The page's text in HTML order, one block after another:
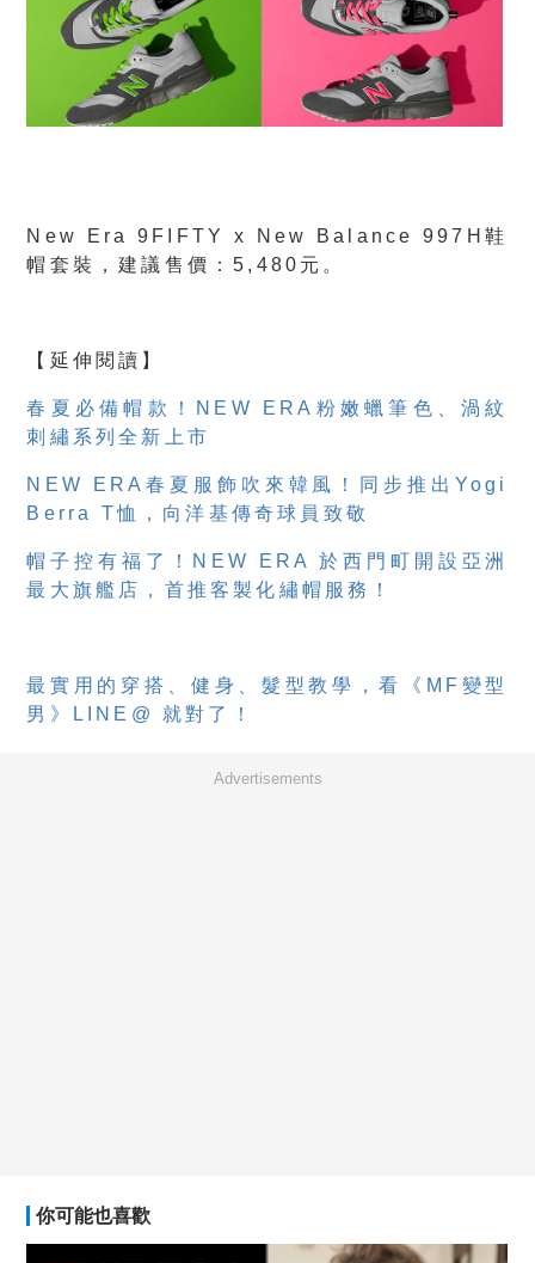
New Era 9FIFTY x New Balance 997H鞋
帽套裝，建議售價：5,480元。
【延伸閱讀】
春夏必備帽款！NEW ERA粉嫩蠟筆色、渦紋
刺繡系列全新上市
NEW ERA春夏服飾吹來韓風！同步推出Yogi
Berra T恤，向洋基傳奇球員致敬
帽子控有福了！NEW ERA 於西門町開設亞洲
最大旗艦店，首推客製化繡帽服務！
最實用的穿搭、健身、髮型教學，看《MF變型
男》LINE@ 就對了！
Advertisements